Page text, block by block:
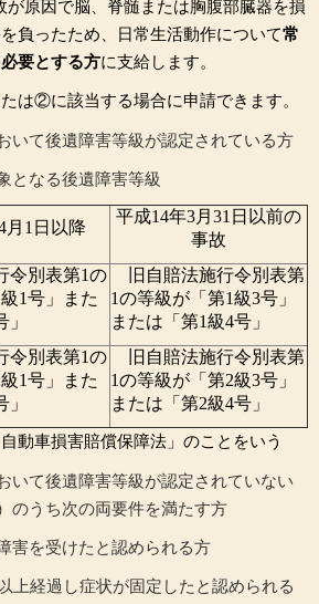
が原因で脳、脊髄または胸腹部臓器を損
負ったため、日常生活動作について常
要とする方に支給します。
②に該当する場合に申請できます。
いて後遺障害等級が認定されている方
となる後遺障害等級
月1日以降
平成14年3月31日以前の
事故
令別表第1の
1号」また
旧自賠法施行令別表第
1の等級が 「第1級3号」
または「第1級4号」
令別表第1の
1号」また
旧自賠法施行令別表第
1の等級が「 第2級3号」
または「第2級4号」
動車損害賠償保障法」のことをいう
いて後遺障害等級が認定されていない
のうち次の両要件を満たす方
害を受けたと認められる方
上経過し症状が固定したと認められる